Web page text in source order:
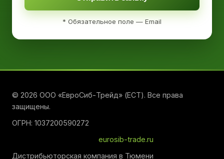
* Обязательное поле — Email
© 2026 ООО «ЕвроСиб-Трейд» (ЕСТ). Все права
защищены.
ОГРН: 1037200590272
eurosib-trade.ru
Дистрибьюторская компания в Тюмени